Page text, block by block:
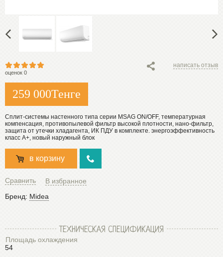
оценок 0
написать отзыв
259 000Тенге
Cплит-системы настенного типа серии MSAG ON/OFF, температурная
компенсация, противопылевой фильтр высокой плотности, нано-фильтр,
защита от утечки хладагента, ИК ПДУ в комплекте. энергоэффективность
класс А+, новый наружный блок
в корзину
Сравнить
В избранное
Бренд: Midea
ТЕХНИЧЕСКАЯ СПЕЦИФИКАЦИЯ
Площадь охлаждения
54